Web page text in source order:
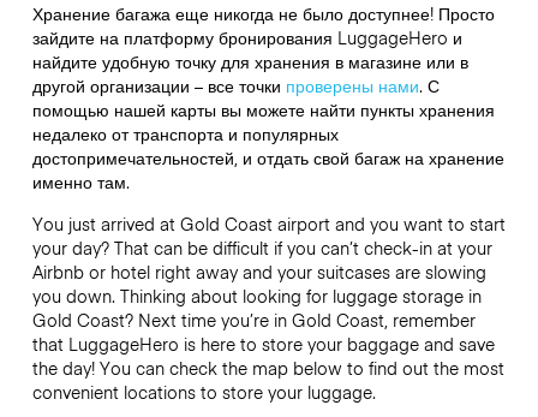
Хранение багажа еще никогда не было доступнее! Просто
зайдите на платформу бронирования LuggageHero и
найдите удобную точку для хранения в магазине или в
другой организации – все точки проверены нами. С
помощью нашей карты вы можете найти пункты хранения
недалеко от транспорта и популярных
достопримечательностей, и отдать свой багаж на хранение
именно там.
You just arrived at Gold Coast airport and you want to start
your day? That can be difficult if you can’t check-in at your
Airbnb or hotel right away and your suitcases are slowing
you down. Thinking about looking for luggage storage in
Gold Coast? Next time you’re in Gold Coast, remember
that LuggageHero is here to store your baggage and save
the day! You can check the map below to find out the most
convenient locations to store your luggage.